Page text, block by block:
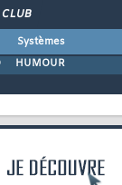
CLUB
Systèmes
HUMOUR